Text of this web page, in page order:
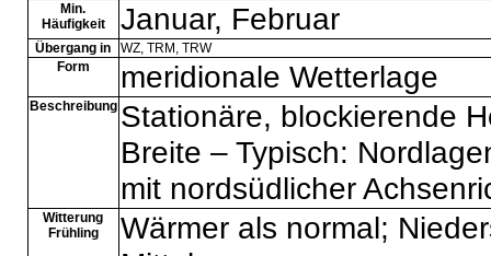
Min.
Häufigkeit
Januar, Februar
Übergang in WZ, TRM , TRW
Form
meridionale Wetterlage
Beschreibung Stationäre, blockierende
Breite – Typisch:
mit nordsüdlicher
Witterung
Frühling
Wärmer als normal;